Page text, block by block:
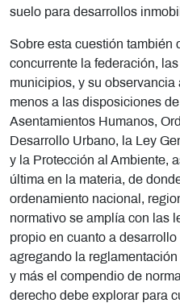
suelo para desarrollos
Sobre esta cuestión también
concurrente la federación,
municipios, y su
menos a las disposiciones
Asentamientos Humanos,
Desarrollo Urbano, la Ley
y la Protección al Ambiente,
última en la materia, de
ordenamiento nacional,
normativo se amplía con las
propio en cuanto a
agregando la
y más el compendio de
derecho debe explorar para